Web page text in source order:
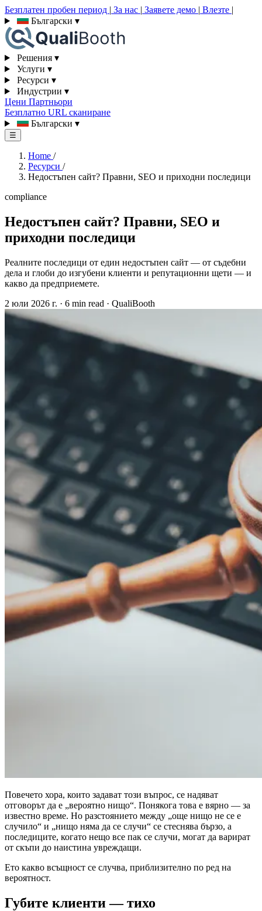
Безплатен пробен период | За нас | Заявете демо | Влезте |
Български ▾
Решения ▾
Услуги ▾
Ресурси ▾
Индустрии ▾
Цени Партньори
Безплатно URL сканиране
Български ▾
☰
Home /
Ресурси /
Недостъпен сайт? Правни, SEO и приходни последици
compliance
Недостъпен сайт? Правни, SEO и
приходни последици
Реалните последици от един недостъпен сайт — от съдебни
дела и глоби до изгубени клиенти и репутационни щети — и
какво да предприемете.
2 юли 2026 г. · 6 min read · QualiBooth
Повечето хора, които задават този въпрос, се надяват
отговорът да е „вероятно нищо“. Понякога това е вярно — за
известно време. Но разстоянието между „още нищо не се е
случило“ и „нищо няма да се случи“ се стеснява бързо, а
последиците, когато нещо все пак се случи, могат да варират
от скъпи до наистина увреждащи.
Ето какво всъщност се случва, приблизително по ред на
вероятност.
Губите клиенти — тихо